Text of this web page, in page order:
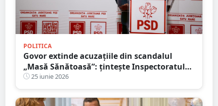
POLITICA
Govor extinde acuzațiile din scandalul
„Masă Sănătoasă”: țintește Inspectoratul
Școlar și susține că neregulile depășesc
cazul Socond
25 iunie 2026